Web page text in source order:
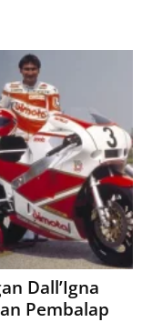
Dall’Igna
Pembalap